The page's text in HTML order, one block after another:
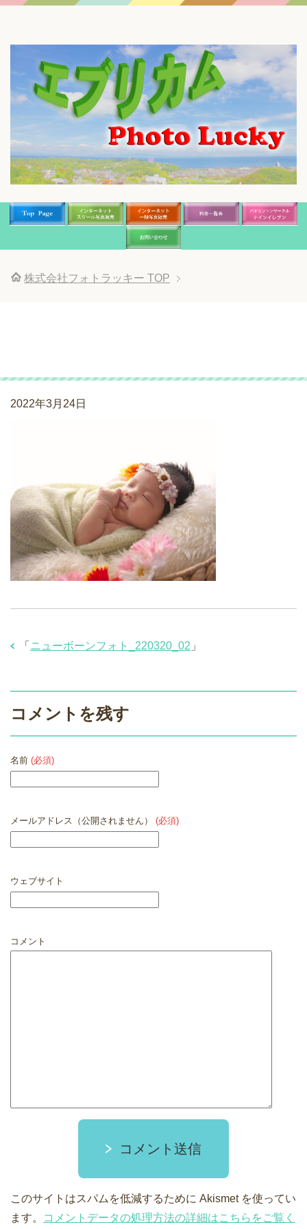
株式会社フォトラッキー TOP
2022年3月24日
「 ニューボーンフォト_220320_02 」
コメントを残す
名前 (必須)
メールアドレス（公開されません） (必須)
ウェブサイト
コメント
コメント送信
このサイトはスパムを低減するために Akismet を使ってい
ます。
コメントデータの処理方法の詳細はこちらをご覧く